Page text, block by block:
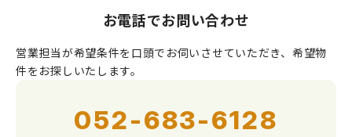
お電話でお問い合わせ
営業担当が希望条件を口頭でお伺いさせていただき、希望物
件をお探しいたします。
052-683-6128